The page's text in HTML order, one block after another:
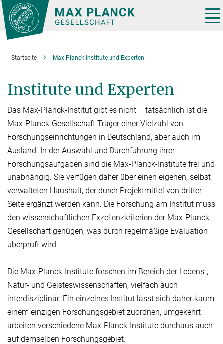
Hauptinhalt
Startseite Max-Planck-Institute und Experten
Institute und Experten
Das Max-Planck-Institut gibt es nicht – tatsächlich ist die
Max-Planck-Gesellschaft Träger einer Vielzahl von
Forschungseinrichtungen in Deutschland, aber auch im
Ausland. In der Auswahl und Durchführung ihrer
Forschungsaufgaben sind die Max-Planck-Institute frei und
unabhän­gig. Sie verfügen daher über einen eige­nen, selbst
verwalteten Haushalt, der durch Projektmit­tel von dritter
Seite er­gänzt werden kann. Die Forschung am Institut muss
den wissen­schaftlichen Exzellenzkriterien der Max-Planck-
Gesellschaft genügen, was durch regelmäßige Evaluation
überprüft wird.
Die Max-Planck-Institute forschen im Bereich der Lebens-,
Natur- und Geisteswissen­schaften, vielfach auch
interdisziplinär. Ein einzelnes Institut lässt sich daher kaum
einem einzigen Forschungsgebiet zuordnen, umgekehrt
arbeiten verschiedene Max-Planck-Institute durchaus auch
auf demselben Forschungsgebiet.